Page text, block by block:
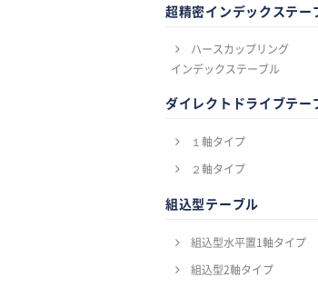
超精密インデックステー
ハースカップリング
インデックステーブル
ダイレクトドライブテー
１軸タイプ
２軸タイプ
組込型テーブル
組込型水平置1軸タイプ
組込型2軸タイプ